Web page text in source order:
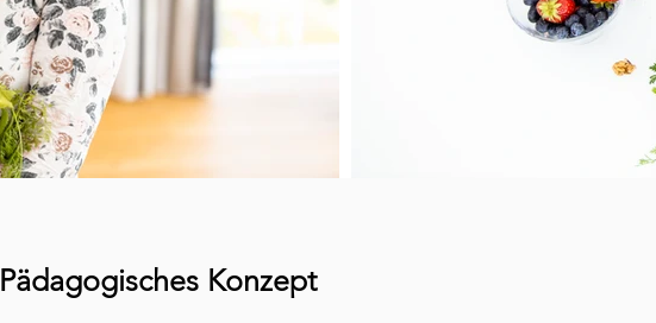
Pädagogisches Konzept